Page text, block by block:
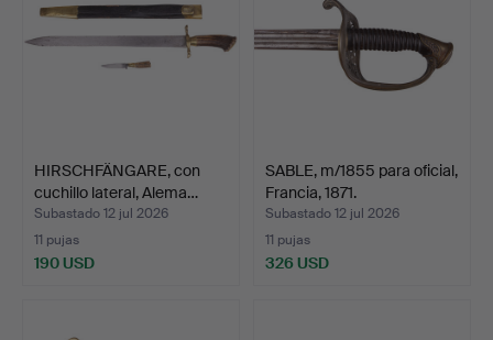
HIRSCHFÄNGARE, con
cuchillo lateral, Alema…
Subastado 12 jul 2026
11 pujas
190 USD
SABLE, m/1855 para oficial,
Francia, 1871.
Subastado 12 jul 2026
11 pujas
326 USD